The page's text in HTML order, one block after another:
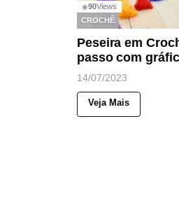
◉90Views
CROCHÊ
Peseira em
passo com
14/07/2023
Veja Mais